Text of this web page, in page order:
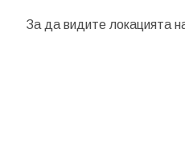
За да видите локацията